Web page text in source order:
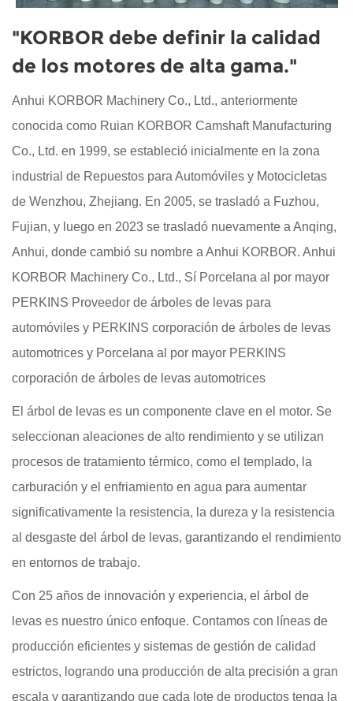
"KORBOR debe definir la calidad
de los motores de alta gama."
Anhui KORBOR Machinery Co., Ltd., anteriormente
conocida como Ruian KORBOR Camshaft Manufacturing
Co., Ltd. en 1999, se estableció inicialmente en la zona
industrial de Repuestos para Automóviles y Motocicletas
de Wenzhou, Zhejiang. En 2005, se trasladó a Fuzhou,
Fujian, y luego en 2023 se trasladó nuevamente a Anqing,
Anhui, donde cambió su nombre a Anhui KORBOR. Anhui
KORBOR Machinery Co., Ltd., Sí Porcelana al por mayor
PERKINS Proveedor de árboles de levas para
automóviles y PERKINS corporación de árboles de levas
automotrices y Porcelana al por mayor PERKINS
corporación de árboles de levas automotrices
El árbol de levas es un componente clave en el motor. Se
seleccionan aleaciones de alto rendimiento y se utilizan
procesos de tratamiento térmico, como el templado, la
carburación y el enfriamiento en agua para aumentar
significativamente la resistencia, la dureza y la resistencia
al desgaste del árbol de levas, garantizando el rendimiento
en entornos de trabajo.
Con 25 años de innovación y experiencia, el árbol de
levas es nuestro único enfoque. Contamos con líneas de
producción eficientes y sistemas de gestión de calidad
estrictos, logrando una producción de alta precisión a gran
escala y garantizando que cada lote de productos tenga la